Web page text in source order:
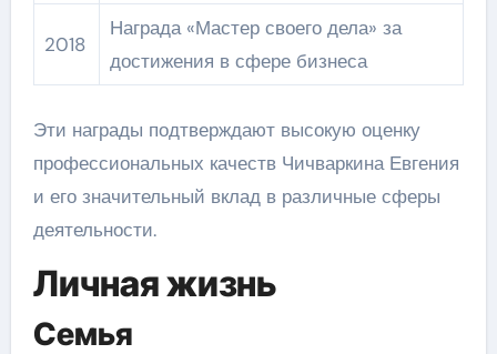
2018
Награда «Мастер своего дела» за
достижения в сфере бизнеса
Эти награды подтверждают высокую оценку
профессиональных качеств Чичваркина Евгения
и его значительный вклад в различные сферы
деятельности.
Личная жизнь
Семья